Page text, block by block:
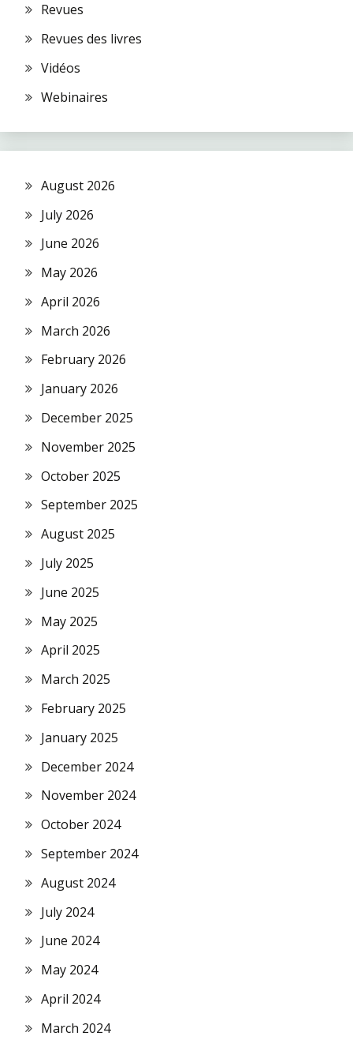
Revues
Revues des livres
Vidéos
Webinaires
August 2026
July 2026
June 2026
May 2026
April 2026
March 2026
February 2026
January 2026
December 2025
November 2025
October 2025
September 2025
August 2025
July 2025
June 2025
May 2025
April 2025
March 2025
February 2025
January 2025
December 2024
November 2024
October 2024
September 2024
August 2024
July 2024
June 2024
May 2024
April 2024
March 2024